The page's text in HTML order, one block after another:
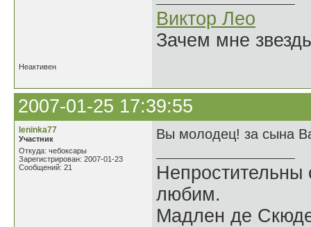
Виктор Лео
Зачем мне
Неактивен
2007-01-25 17:39:55
leninka77
Участник
Откуда: чебоксары
Зарегистрирован: 2007-01-23
Сообщений: 21
Вы молодец! за сына
любим.
Мадлен де